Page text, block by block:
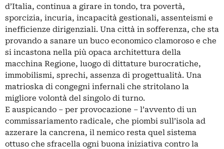
d’Italia, continua a girare in tondo, tra povertà,
sporcizia, incuria, incapacità gestionali, assenteismi e
inefficienze dirigenziali. Una città in sofferenza, che sta
provando a sanare un buco economico clamoroso e che
si incastona nella più opaca architettura della
macchina Regione, luogo di dittature burocratiche,
immobilismi, sprechi, assenza di progettualità. Una
matrioska di congegni infernali che stritolano la
migliore volontà del singolo di turno.
E auspicando – per provocazione – l’avvento di un
commissariamento radicale, che piombi sull’isola ad
azzerare la cancrena, il nemico resta quel sistema
ottuso che sfracella ogni buona iniziativa contro la